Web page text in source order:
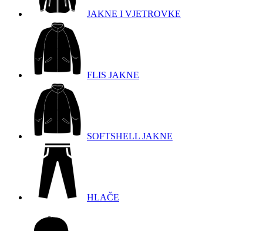
JAKNE I VJETROVKE
FLIS JAKNE
SOFTSHELL JAKNE
HLAČE